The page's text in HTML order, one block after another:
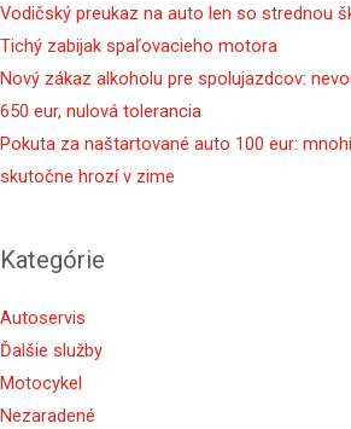
Vodičský preukaz na auto len so strednou
Tichý zabijak spaľovacieho motora
Nový zákaz alkoholu pre spolujazdcov:
650 eur, nulová tolerancia
Pokuta za naštartované auto 100 eur:
skutočne hrozí v zime
Kategórie
Autoservis
Ďalšie služby
Motocykel
Nezaradené